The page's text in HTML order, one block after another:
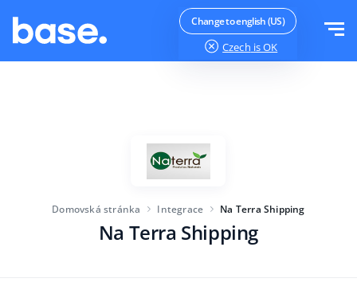
Change to english (US)
Czech is OK
Produktový manažer
Pro začínající e-commerce
Přihlásit se
Domovská stránka Integrace Na Terra Shipping
Na Terra Shipping